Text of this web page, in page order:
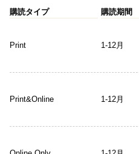
購読タイプ 購読期間
Print 1-12月
Print&Online 1-12月